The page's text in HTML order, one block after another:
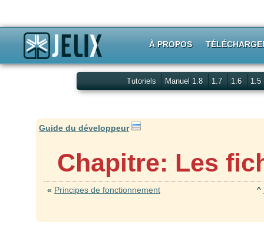
À PROPOS
Tutoriels Manuel 1.8 1.7 1.6 1.5
Guide du développeur
Chapitre: Les
« Principes de fonctionnement ^